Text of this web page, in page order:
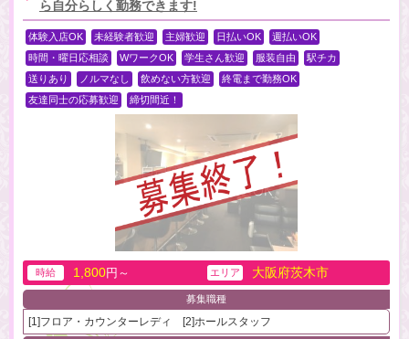
ら自分らしく勤務できます!
体験入店OK 未経験者歓迎 主婦歓迎 日払いOK
週払いOK
時間・曜日応相談
WワークOK 学生さん歓迎 服装自由
駅チカ
送りあり
ノルマなし 飲めない方歓迎
終電まで勤務OK
友達同士の応募歓迎
締切間近！
時給 1,800円～ エリア 大阪府茨木市
募集職種
[1]フロア・カウンターレディ [2]ホールスタッフ